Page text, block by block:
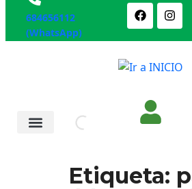
684656112
(WhatsApp)
Etiqueta: